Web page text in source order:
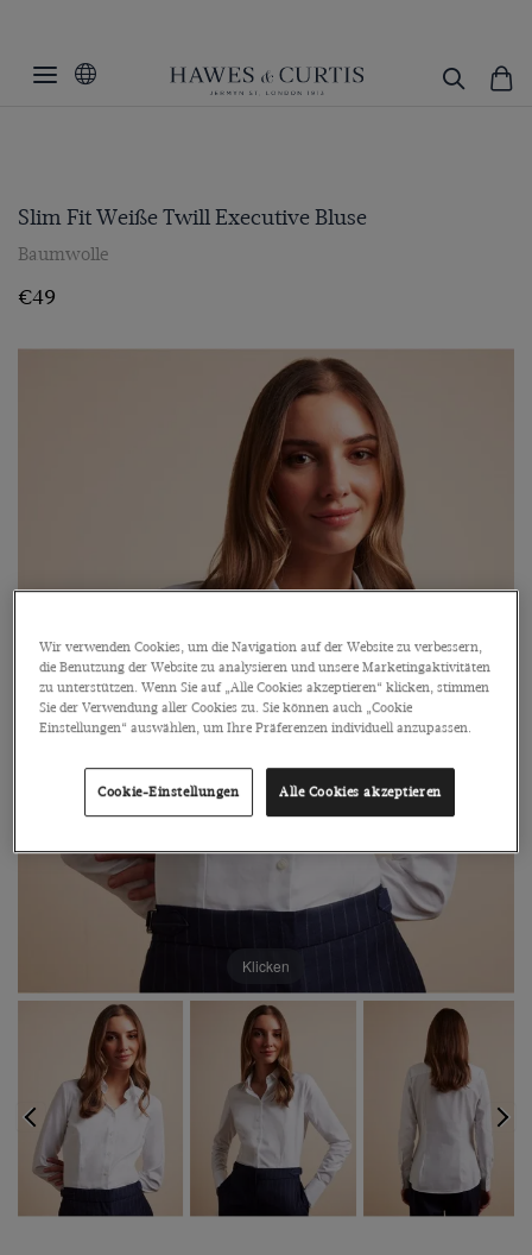
Slim Fit Weiße Twill Executive Bluse
Baumwolle
€49
Klicken
Wir verwenden Cookies, um die Navigation auf der Website zu verbessern,
die Benutzung der Website zu analysieren und unsere Marketingaktivitäten
zu unterstützen. Wenn Sie auf „Alle Cookies akzeptieren“ klicken, stimmen
Sie der Verwendung aller Cookies zu. Sie können auch „Cookie
Einstellungen“ auswählen, um Ihre Präferenzen individuell anzupassen.
Cookie-Einstellungen Alle Cookies akzeptieren